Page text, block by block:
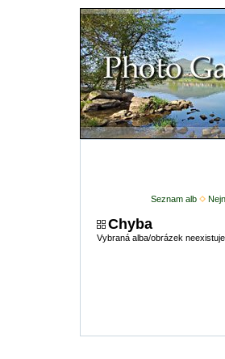
Seznam alb
Chyba
Vybraná alba/obrázek neexistuje